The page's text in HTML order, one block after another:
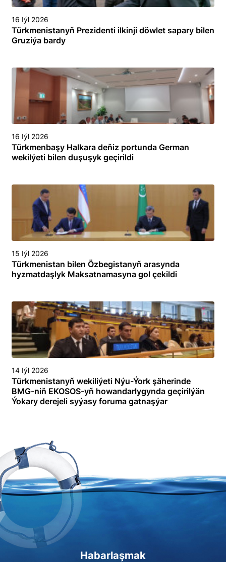
16 Iýl 2026
Türkmenistanyň Prezidenti ilkinji döwlet sapary bilen
Gruziýa bardy
16 Iýl 2026
Türkmenbaşy Halkara deňiz portunda German
wekilýeti bilen duşuşyk geçirildi
15 Iýl 2026
Türkmenistan bilen Özbegistanyň arasynda
hyzmatdaşlyk Maksatnamasyna gol çekildi
14 Iýl 2026
Türkmenistanyň wekiliýeti Nýu-Ýork şäherinde
BMG-niň EKOSOS-yň howandarlygynda geçirilýän
Ýokary derejeli syýasy foruma gatnaşýar
Habarlaşmak